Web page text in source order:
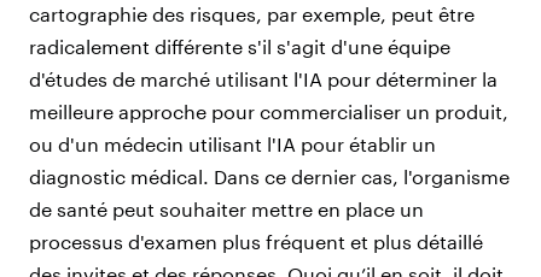
cartographie des risques, par exemple, peut être
radicalement différente s'il s'agit d'une équipe
d'études de marché utilisant l'IA pour déterminer la
meilleure approche pour commercialiser un produit,
ou d'un médecin utilisant l'IA pour établir un
diagnostic médical. Dans ce dernier cas, l'organisme
de santé peut souhaiter mettre en place un
processus d'examen plus fréquent et plus détaillé